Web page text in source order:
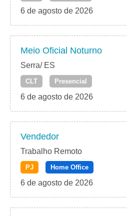
6 de agosto de 2026
Meio Oficial Noturno
Serra/ ES
CLT Presencial
6 de agosto de 2026
Vendedor
Trabalho Remoto
PJ Home Office
6 de agosto de 2026